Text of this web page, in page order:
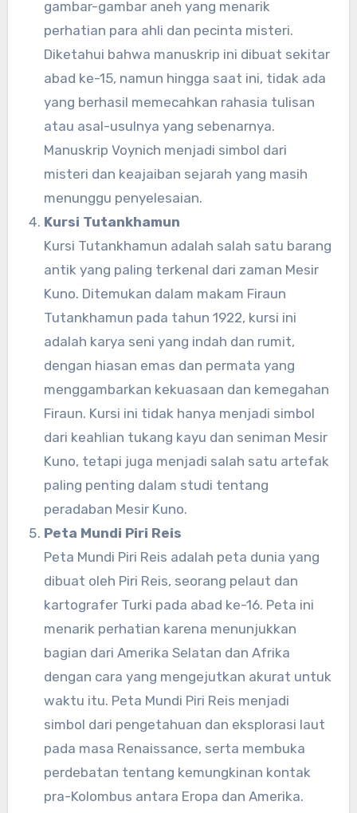
gambar-gambar aneh yang menarik
perhatian para ahli dan pecinta misteri.
Diketahui bahwa manuskrip ini dibuat sekitar
abad ke-15, namun hingga saat ini, tidak ada
yang berhasil memecahkan rahasia tulisan
atau asal-usulnya yang sebenarnya.
Manuskrip Voynich menjadi simbol dari
misteri dan keajaiban sejarah yang masih
menunggu penyelesaian.
Kursi Tutankhamun
Kursi Tutankhamun adalah salah satu barang
antik yang paling terkenal dari zaman Mesir
Kuno. Ditemukan dalam makam Firaun
Tutankhamun pada tahun 1922, kursi ini
adalah karya seni yang indah dan rumit,
dengan hiasan emas dan permata yang
menggambarkan kekuasaan dan kemegahan
Firaun. Kursi ini tidak hanya menjadi simbol
dari keahlian tukang kayu dan seniman Mesir
Kuno, tetapi juga menjadi salah satu artefak
paling penting dalam studi tentang
peradaban Mesir Kuno.
Peta Mundi Piri Reis
Peta Mundi Piri Reis adalah peta dunia yang
dibuat oleh Piri Reis, seorang pelaut dan
kartografer Turki pada abad ke-16. Peta ini
menarik perhatian karena menunjukkan
bagian dari Amerika Selatan dan Afrika
dengan cara yang mengejutkan akurat untuk
waktu itu. Peta Mundi Piri Reis menjadi
simbol dari pengetahuan dan eksplorasi laut
pada masa Renaissance, serta membuka
perdebatan tentang kemungkinan kontak
pra-Kolombus antara Eropa dan Amerika.